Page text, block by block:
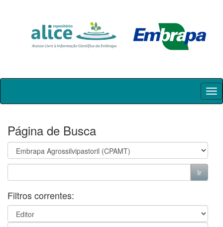
Skip
Página de Busca
Filtros correntes: